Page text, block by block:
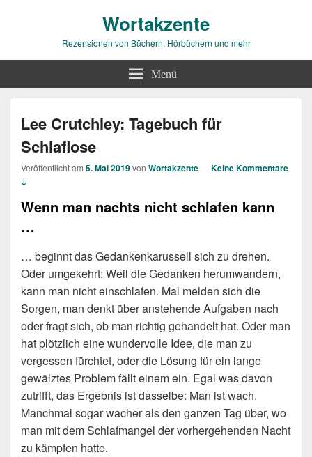
Wortakzente
Rezensionen von Büchern, Hörbüchern und mehr
Menü
Lee Crutchley: Tagebuch für
Schlaflose
Veröffentlicht am 5. Mai 2019von Wortakzente—Keine Kommentare
↓
Wenn man nachts nicht schlafen kann
…
… beginnt das Gedankenkarussell sich zu drehen.
Oder umgekehrt: Weil die Gedanken herumwandern,
kann man nicht einschlafen. Mal melden sich die
Sorgen, man denkt über anstehende Aufgaben nach
oder fragt sich, ob man richtig gehandelt hat. Oder man
hat plötzlich eine wundervolle Idee, die man zu
vergessen fürchtet, oder die Lösung für ein lange
gewälztes Problem fällt einem ein. Egal was davon
zutrifft, das Ergebnis ist dasselbe: Man ist wach.
Manchmal sogar wacher als den ganzen Tag über, wo
man mit dem Schlafmangel der vorhergehenden Nacht
zu kämpfen hatte.